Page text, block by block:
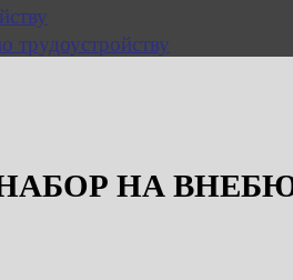
трудоустройству
НА